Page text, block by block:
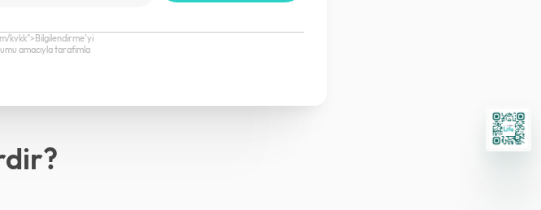
kvkk">Bilgilendirme’yi
amacıyla tarafımla